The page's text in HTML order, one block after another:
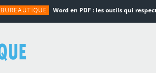
BUREAUTIQUE
TUTORIALS